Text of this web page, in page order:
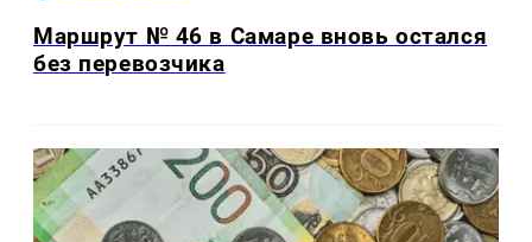
Маршрут № 46 в Самаре вновь остался
без перевозчика